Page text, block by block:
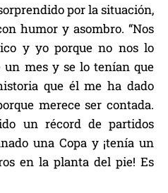
por la situación,
humor y asombro. “Nos
y yo porque no nos lo
un mes y se lo tenían que
que él me ha dado
merece ser contada.
un récord de partidos
una Copa y ¡tenía un
en la planta del pie! Es